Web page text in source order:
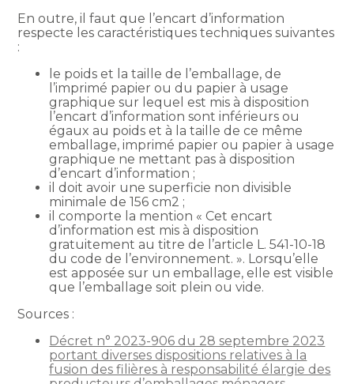
En outre, il faut que l’encart d’information
respecte les caractéristiques techniques suivantes
:
le poids et la taille de l’emballage, de
l’imprimé papier ou du papier à usage
graphique sur lequel est mis à disposition
l’encart d’information sont inférieurs ou
égaux au poids et à la taille de ce même
emballage, imprimé papier ou papier à usage
graphique ne mettant pas à disposition
d’encart d’information ;
il doit avoir une superficie non divisible
minimale de 156 cm2 ;
il comporte la mention « Cet encart
d’information est mis à disposition
gratuitement au titre de l’article L. 541-10-18
du code de l’environnement. ». Lorsqu’elle
est apposée sur un emballage, elle est visible
que l’emballage soit plein ou vide.
Sources :
Décret n° 2023-906 du 28 septembre 2023
portant diverses dispositions relatives à la
fusion des filières à responsabilité élargie des